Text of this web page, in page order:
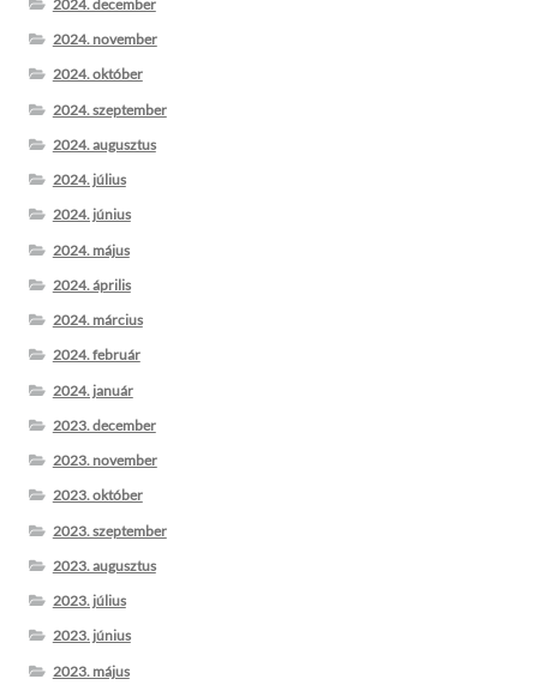
2024. december
2024. november
2024. október
2024. szeptember
2024. augusztus
2024. július
2024. június
2024. május
2024. április
2024. március
2024. február
2024. január
2023. december
2023. november
2023. október
2023. szeptember
2023. augusztus
2023. július
2023. június
2023. május